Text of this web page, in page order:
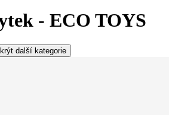
- ECO TOYS
další kategorie